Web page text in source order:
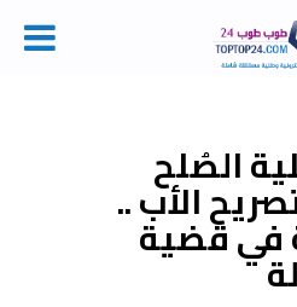
الصُلح
الأب ..
في قضية